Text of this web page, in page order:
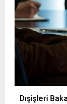
Dışişleri